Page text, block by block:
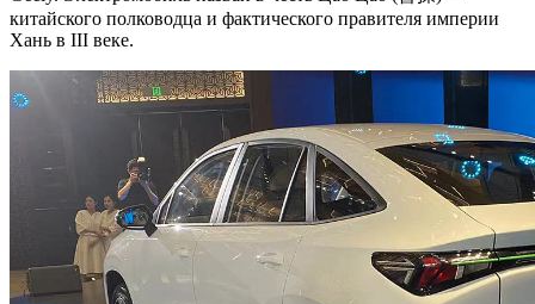
китайского полководца и фактического правителя империи
Хань в III веке.